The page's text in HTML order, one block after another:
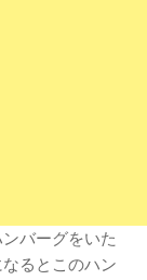
バーグをいた
るとこのハン